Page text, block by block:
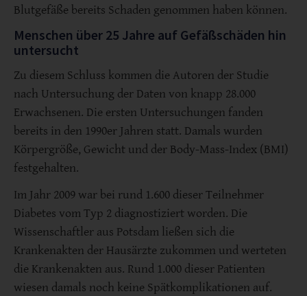
Blutgefäße bereits Schaden genommen haben können.
Menschen über 25 Jahre auf Gefäßschäden hin
untersucht
Zu diesem Schluss kommen die Autoren der Studie
nach Untersuchung der Daten von knapp 28.000
Erwachsenen. Die ersten Untersuchungen fanden
bereits in den 1990er Jahren statt. Damals wurden
Körpergröße, Gewicht und der Body-Mass-Index (BMI)
festgehalten.
Im Jahr 2009 war bei rund 1.600 dieser Teilnehmer
Diabetes vom Typ 2 diagnostiziert worden. Die
Wissenschaftler aus Potsdam ließen sich die
Krankenakten der Hausärzte zukommen und werteten
die Krankenakten aus. Rund 1.000 dieser Patienten
wiesen damals noch keine Spätkomplikationen auf.